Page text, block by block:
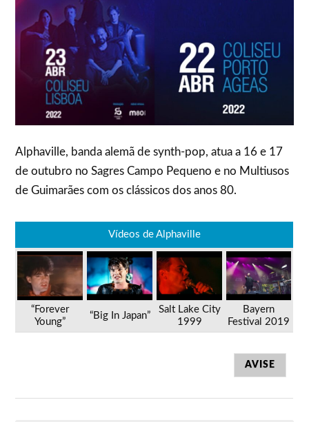
Alphaville, banda alemã de synth-pop, atua a 16 e 17
de outubro no Sagres Campo Pequeno e no Multiusos
de Guimarães com os clássicos dos anos 80.
Vídeos de Alphaville
“Forever
Young”
“Big In Japan”
Salt Lake City
1999
Bayern
Festival 2019
AVISE